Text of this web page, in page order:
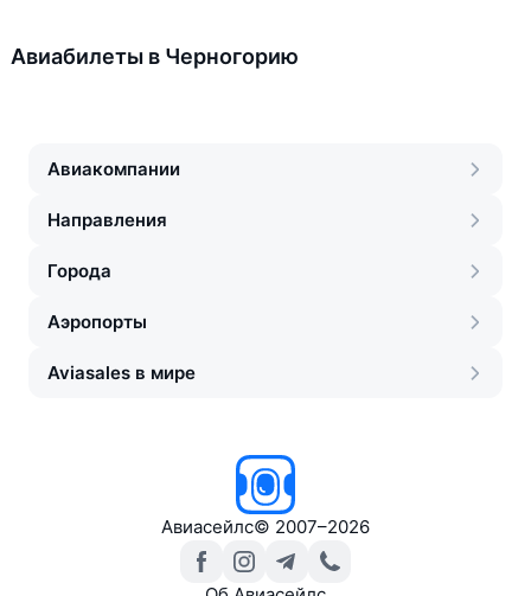
Авиабилеты в Черногорию
Авиакомпании
Направления
Города
Аэропорты
Aviasales в мире
Авиасейлс© 2007–2026